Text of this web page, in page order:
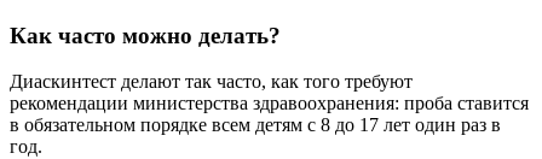
Как часто можно делать?
Диаскинтест делают так часто, как того требуют
рекомендации министерства здравоохранения: проба ставится
в обязательном порядке всем детям с 8 до 17 лет один раз в
год.